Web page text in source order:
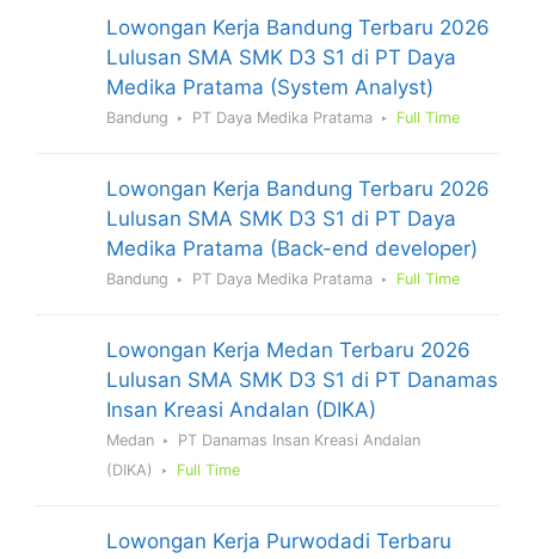
Lowongan Kerja Bandung Terbaru 2026
Lulusan SMA SMK D3 S1 di PT Daya
Medika Pratama (System Analyst)
Bandung PT Daya Medika Pratama Full Time
Lowongan Kerja Bandung Terbaru 2026
Lulusan SMA SMK D3 S1 di PT Daya
Medika Pratama (Back-end developer)
Bandung PT Daya Medika Pratama Full Time
Lowongan Kerja Medan Terbaru 2026
Lulusan SMA SMK D3 S1 di PT Danamas
Insan Kreasi Andalan (DIKA)
Medan
PT Danamas Insan Kreasi Andalan
(DIKA)
Full Time
Lowongan Kerja Purwodadi Terbaru